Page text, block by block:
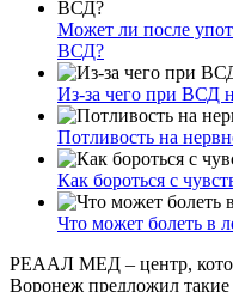
Может ли после
ВСД?
Из-за чего при ВСД
Потливость на
Как бороться с
Что может болеть в
РЕААЛ МЕД – центр,
Воронеж предложил такие